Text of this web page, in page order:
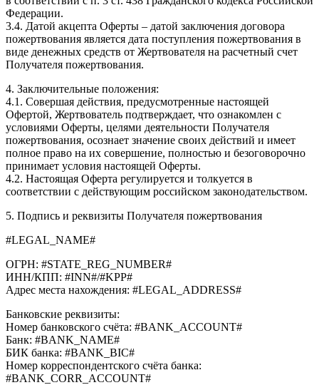
Федерации.
3.4. Датой акцепта Оферты – датой заключения договора
пожертвования является дата поступления пожертвования в
виде денежных средств от Жертвователя на расчетный счет
Получателя пожертвования.
4. Заключительные положения:
4.1. Совершая действия, предусмотренные настоящей
Офертой, Жертвователь подтверждает, что ознакомлен с
условиями Оферты, целями деятельности Получателя
пожертвования, осознает значение своих действий и имеет
полное право на их совершение, полностью и безоговорочно
принимает условия настоящей Оферты.
4.2. Настоящая Оферта регулируется и толкуется в
соответствии с действующим российском законодательством.
5. Подпись и реквизиты Получателя пожертвования
#LEGAL_NAME#
ОГРН: #STATE_REG_NUMBER#
ИНН/КПП: #INN#/#KPP#
Адрес места нахождения: #LEGAL_ADDRESS#
Банковские реквизиты:
Номер банковского счёта: #BANK_ACCOUNT#
Банк: #BANK_NAME#
БИК банка: #BANK_BIC#
Номер корреспондентского счёта банка:
#BANK_CORR_ACCOUNT#